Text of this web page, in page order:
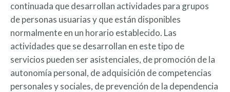
continuada que desarrollan actividades para grupos
de personas usuarias y que están disponibles
normalmente en un horario establecido. Las
actividades que se desarrollan en este tipo de
servicios pueden ser asistenciales, de promoción de la
autonomía personal, de adquisición de competencias
personales y sociales, de prevención de la dependencia